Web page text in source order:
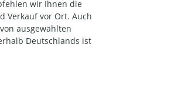
wir Ihnen die
Verkauf vor Ort. Auch
ausgewählten
Deutschlands ist